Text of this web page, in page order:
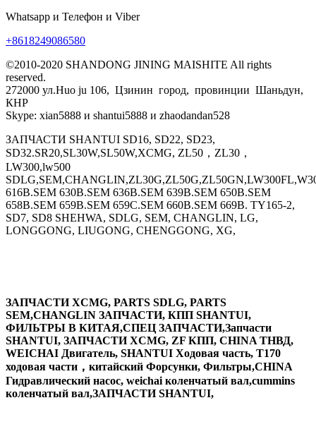
Whatsapp и Телефон и Viber
+8618249086580
©2010-2020 SHANDONG JINING MAISHITE All rights
reserved.
272000 ул.Huo ju 106, Цзинин город, провинции Шаньдун,
КНР
Skype: xian5888 и shantui5888 и zhaodandan528
ЗАПЧАСТИ SHANTUI SD16, SD22, SD23,
SD32.SR20,SL30W,SL50W,XCMG, ZL50，ZL30，
LW300,lw500
616B.SEM 630B.SEM 636B.SEM 639B.SEM 650B.SEM
658B.SEM 659B.SEM 659C.SEM 660B.SEM 669B. TY165-2,
SD7, SD8 SHEHWA, SDLG, SEM, CHANGLIN, LG,
LONGGONG, LIUGONG, CHENGGONG, XG,
ЗАПЧАСТИ XCMG, PARTS SDLG, PARTS
SEM,CHANGLIN ЗАПЧАСТИ, КПП SHANTUI,
ФИЛЬТРЫ В КИТАЯ,СПЕЦ ЗАПЧАСТИ,Запчасти
SHANTUI, ЗАПЧАСТИ XCMG, ZF КПП, CHINA ТНВД,
WEICHAI Двигатель, SHANTUI Ходовая часть, T170
ходовая части，китайский Форсунки, Фильтры,CHINA
Гидравлический насос, weichai коленчатый вал,cummins
коленчатый вал,ЗАПЧАСТИ SHANTUI,